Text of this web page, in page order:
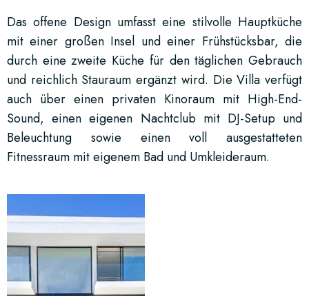
Das offene Design umfasst eine stilvolle Hauptküche
mit einer großen Insel und einer Frühstücksbar, die
durch eine zweite Küche für den täglichen Gebrauch
und reichlich Stauraum ergänzt wird. Die Villa verfügt
auch über einen privaten Kinoraum mit High-End-
Sound, einen eigenen Nachtclub mit DJ-Setup und
Beleuchtung sowie einen voll ausgestatteten
Fitnessraum mit eigenem Bad und Umkleideraum.